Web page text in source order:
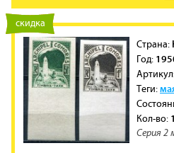
новинка
скидка
Cтрана:
Год:
Теги:
Кол-во: 1
Серия 2